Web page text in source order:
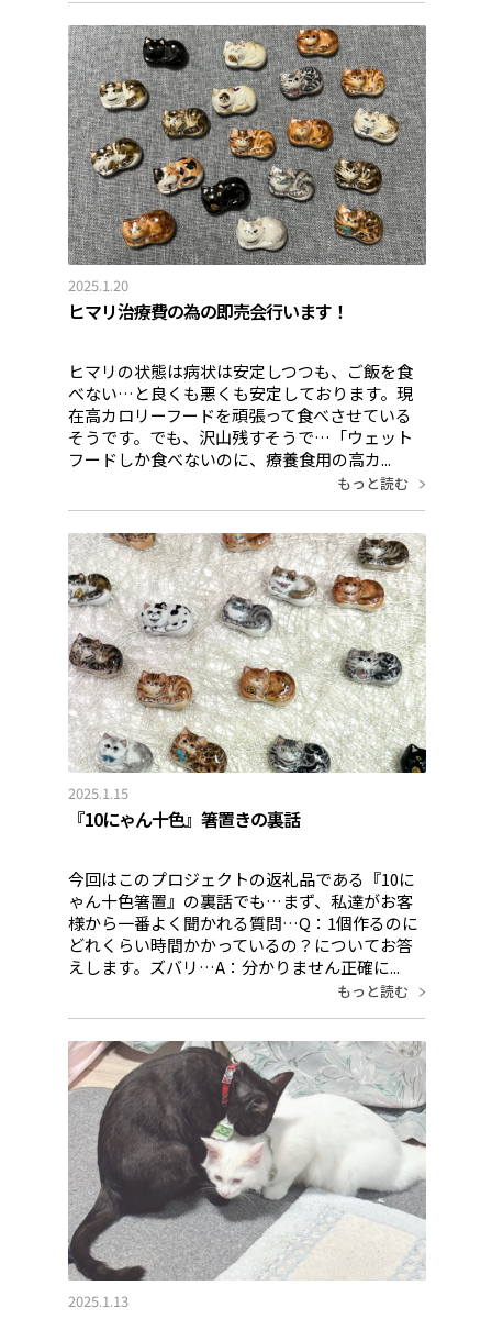
2025.1.20
ヒマリ治療費の為の即売会行います！
ヒマリの状態は病状は安定しつつも、ご飯を食
べない…と良くも悪くも安定しております。現
在高カロリーフードを頑張って食べさせている
そうです。でも、沢山残すそうで…「ウェット
フードしか食べないのに、療養食用の高カ...
もっと読む
2025.1.15
『10にゃん十色』箸置きの裏話
今回はこのプロジェクトの返礼品である『10に
ゃん十色箸置』の裏話でも…まず、私達がお客
様から一番よく聞かれる質問…Q：1個作るのに
どれくらい時間かかっているの？についてお答
えします。ズバリ…A：分かりません正確に...
もっと読む
2025.1.13